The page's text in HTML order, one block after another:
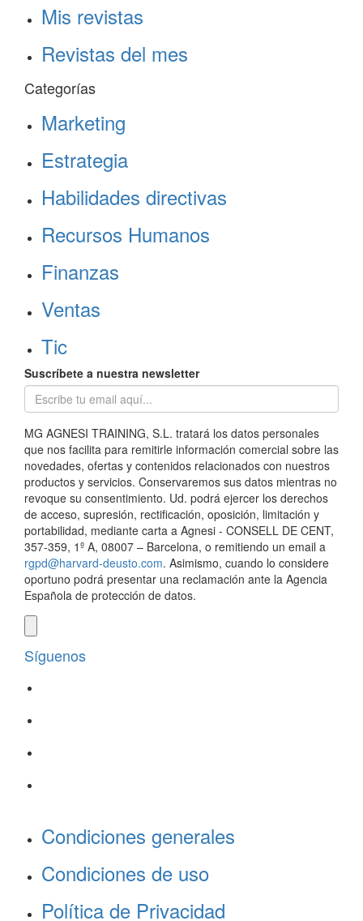
Mis revistas
Revistas del mes
Categorías
Marketing
Estrategia
Habilidades directivas
Recursos Humanos
Finanzas
Ventas
Tic
Suscríbete a nuestra newsletter
MG AGNESI TRAINING, S.L. tratará los datos personales
que nos facilita para remitirle información comercial sobre las
novedades, ofertas y contenidos relacionados con nuestros
productos y servicios. Conservaremos sus datos mientras no
revoque su consentimiento. Ud. podrá ejercer los derechos
de acceso, supresión, rectificación, oposición, limitación y
portabilidad, mediante carta a Agnesi - CONSELL DE CENT,
357-359, 1º A, 08007 – Barcelona, o remitiendo un email a
rgpd@harvard-deusto.com. Asimismo, cuando lo considere
oportuno podrá presentar una reclamación ante la Agencia
Española de protección de datos.
Síguenos
Condiciones generales
Condiciones de uso
Política de Privacidad